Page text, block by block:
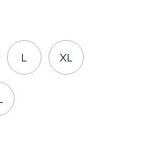
L XL